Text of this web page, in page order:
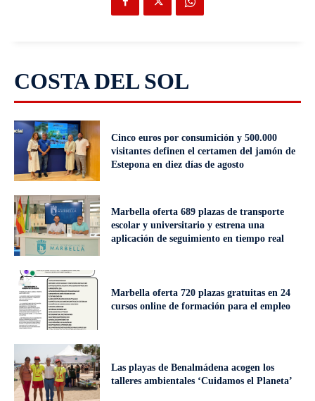
COSTA DEL SOL
Cinco euros por consumición y 500.000
visitantes definen el certamen del jamón de
Estepona en diez días de agosto
Marbella oferta 689 plazas de transporte
escolar y universitario y estrena una
aplicación de seguimiento en tiempo real
Marbella oferta 720 plazas gratuitas en 24
cursos online de formación para el empleo
Las playas de Benalmádena acogen los
talleres ambientales ‘Cuidamos el Planeta’